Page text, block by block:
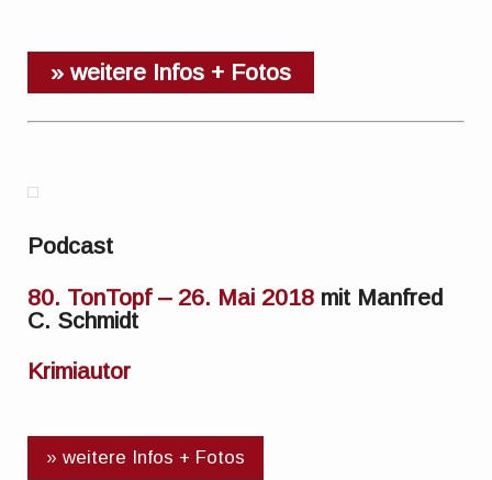
» weitere Infos + Fotos
Podcast
80. TonTopf – 26. Mai 2018 mit Manfred
C. Schmidt
Krimiautor
» weitere Infos + Fotos